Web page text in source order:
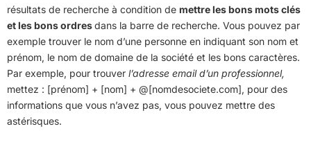
résultats de recherche à condition de mettre les bons mots clés
et les bons ordresdans la barre de recherche. Vous pouvez par
exemple trouver le nom d’une personne en indiquant son nom et
prénom, le nom de domaine de la société et les bons caractères.
Par exemple, pour trouver l’adresse email d’un professionnel,
mettez : [prénom] + [nom] + @[nomdesociete.com], pour des
informations que vous n’avez pas, vous pouvez mettre des
astérisques.